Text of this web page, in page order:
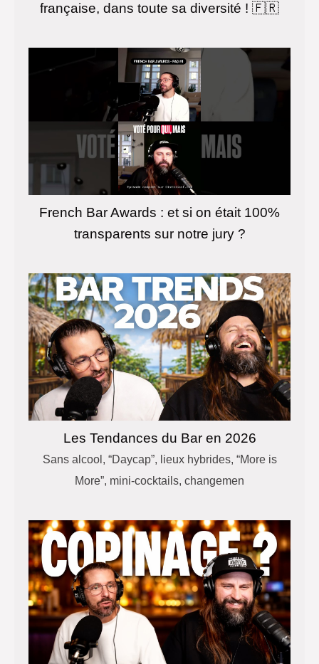
française, dans toute sa diversité ! 🇫🇷
French Bar Awards : et si on était 100%
transparents sur notre jury ?
Les Tendances du Bar en 2026
Sans alcool, “Daycap”, lieux hybrides, “More is
More”, mini-cocktails, changemen